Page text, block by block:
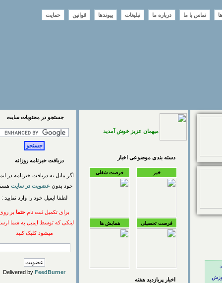
تماس با ما درباره ما تبلیغات پیوندها قوانین حمایت
میهمان عزیز خوش آمدید
دسته بندی موضوعی اخبار
فرصت شغلی
فرصت تحصیلی همایش ها
اخبار پربازديد هفته
جستجو در محتويات سايت
دریافت خبرنامه روزانه
اگر مایل به دریافت خبرنامه در ایمیل
خود بدونعضویت در سایتهستید
لطفا ایمیل خود را وارد نمایید :
برای تکمیل ثبت نام حتمابر روی
لینکی که توسط ایمیل به شما ارسال
میشود کلیک کنید
Delivered byFeedBurner